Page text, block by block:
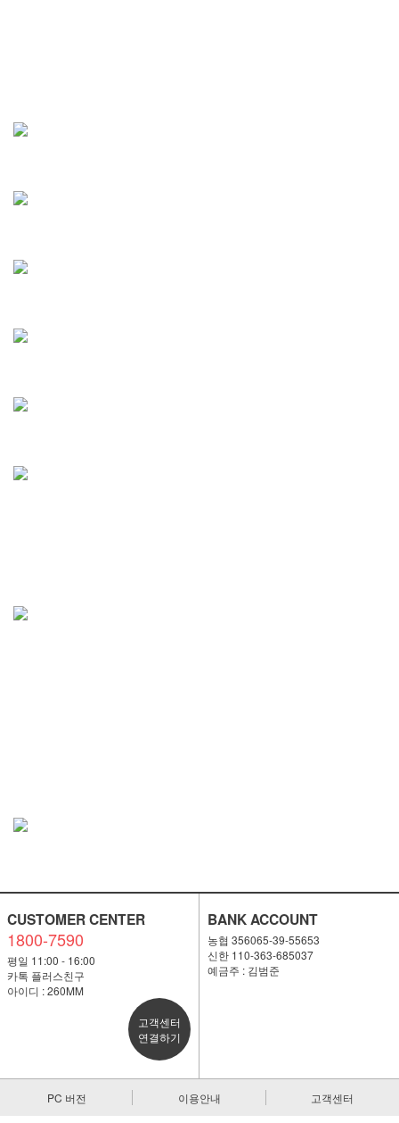
CUSTOMER CENTER
1800-7590
평일 11:00 - 16:00
카톡 플러스친구
아이디 : 260MM
고객센터
연결하기
BANK ACCOUNT
농협 356065-39-55653
신한 110-363-685037
예금주 : 김범준
PC 버전 이용안내 고객센터